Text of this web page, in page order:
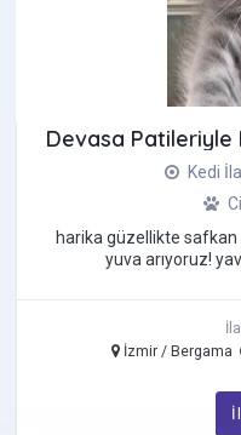
Kedi
harika güzellikte
yuva arıyoruz!
İzmir / Bergama